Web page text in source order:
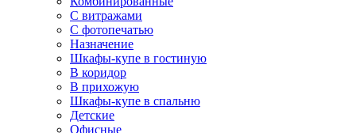
С витражами
С фотопечатью
Назначение
Шкафы-купе в гостиную
В коридор
В прихожую
Шкафы-купе в спальню
Детские
Офисные